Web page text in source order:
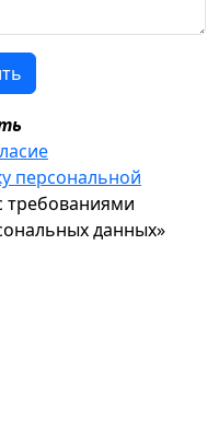
персональной
требованиями
данных»